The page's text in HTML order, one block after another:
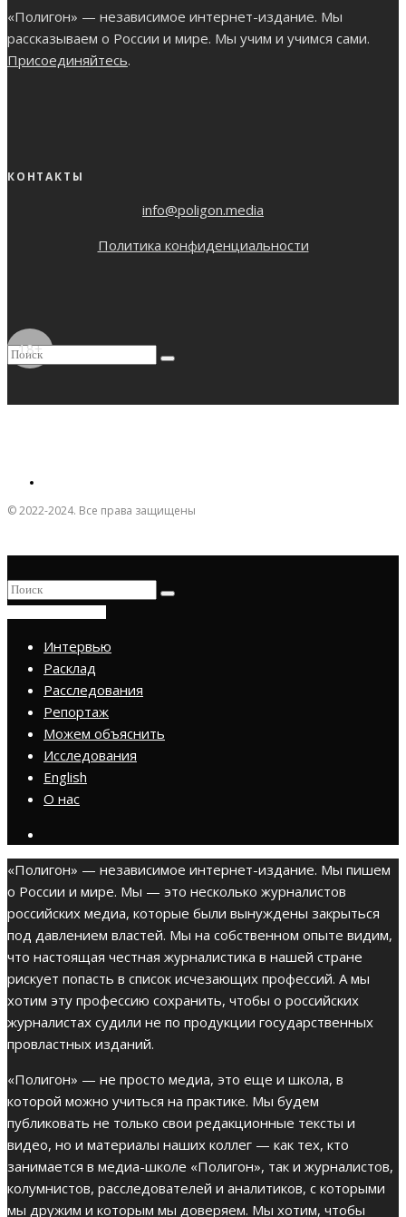
«Полигон» — независимое интернет-издание. Мы
рассказываем о России и мире. Мы учим и учимся сами.
Присоединяйтесь.
КОНТАКТЫ
info@poligon.media
Политика конфиденциальности
18+
© 2022-2024. Все права защищены
Интервью
Расклад
Расследования
Репортаж
Можем объяснить
Исследования
English
О нас
«Полигон» — независимое интернет-издание. Мы пишем
о России и мире. Мы — это несколько журналистов
российских медиа, которые были вынуждены закрыться
под давлением властей. Мы на собственном опыте видим,
что настоящая честная журналистика в нашей стране
рискует попасть в список исчезающих профессий. А мы
хотим эту профессию сохранить, чтобы о российских
журналистах судили не по продукции государственных
провластных изданий.
«Полигон» — не просто медиа, это еще и школа, в
которой можно учиться на практике. Мы будем
публиковать не только свои редакционные тексты и
видео, но и материалы наших коллег — как тех, кто
занимается в медиа-школе «Полигон», так и журналистов,
колумнистов, расследователей и аналитиков, с которыми
мы дружим и которым мы доверяем. Мы хотим, чтобы